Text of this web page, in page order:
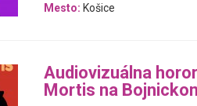
Mesto: Košice
Audiovizuálna
Mortis na